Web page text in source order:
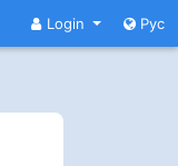
Login Рус